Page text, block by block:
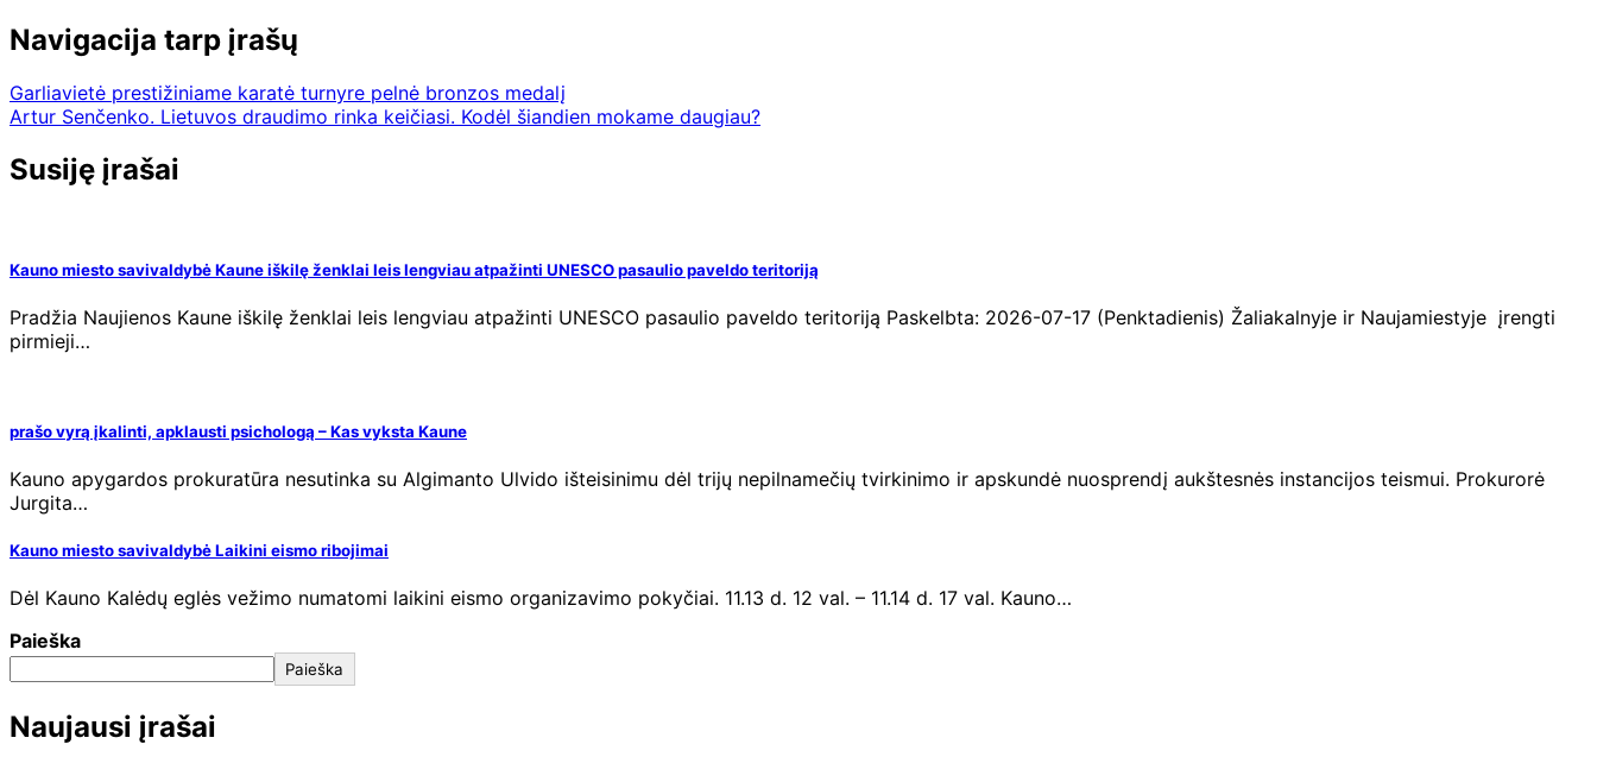
Navigacija tarp įrašų
Garliavietė prestižiniame karatė turnyre pelnė bronzos medalį
Artur Senčenko. Lietuvos draudimo rinka keičiasi. Kodėl šiandien mokame daugiau?
Susiję įrašai
Kauno miesto savivaldybė Kaune iškilę ženklai leis lengviau atpažinti UNESCO pasaulio paveldo teritoriją
Pradžia Naujienos Kaune iškilę ženklai leis lengviau atpažinti UNESCO pasaulio paveldo teritoriją Paskelbta: 2026-07-17 (Penktadienis) Žaliakalnyje ir Naujamiestyje įrengti
pirmieji…
prašo vyrą įkalinti, apklausti psichologą – Kas vyksta Kaune
Kauno apygardos prokuratūra nesutinka su Algimanto Ulvido išteisinimu dėl trijų nepilnamečių tvirkinimo ir apskundė nuosprendį aukštesnės instancijos teismui. Prokurorė
Jurgita…
Kauno miesto savivaldybė Laikini eismo ribojimai
Dėl Kauno Kalėdų eglės vežimo numatomi laikini eismo organizavimo pokyčiai. 11.13 d. 12 val. – 11.14 d. 17 val. Kauno…
Paieška
Paieška
Naujausi įrašai